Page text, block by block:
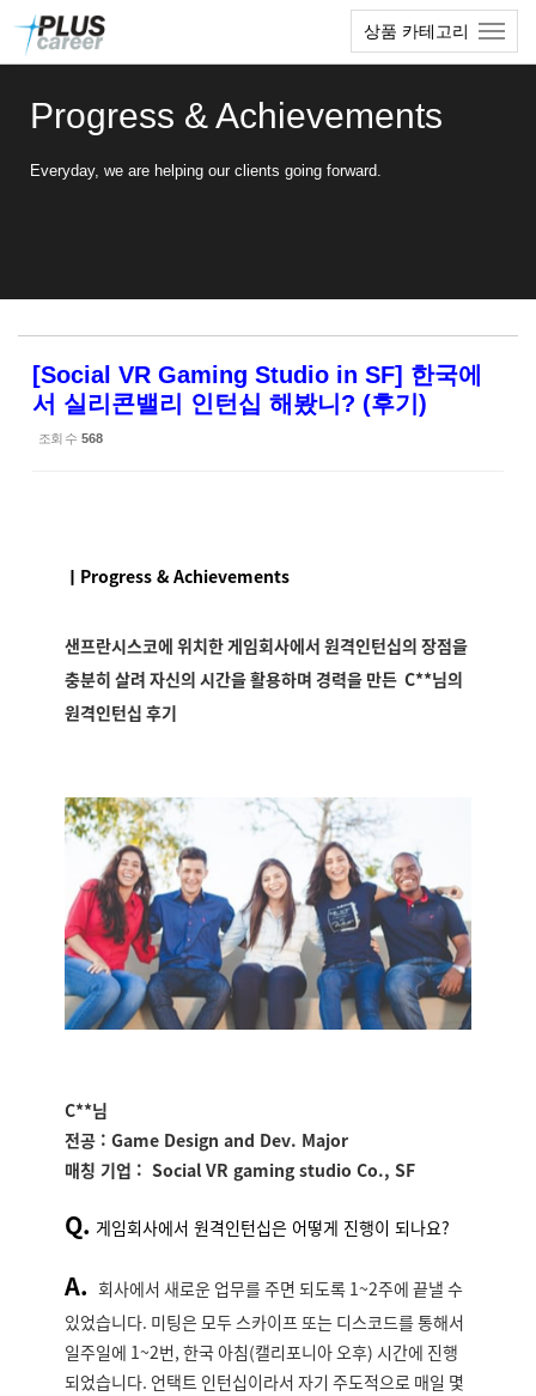
상품 카테고리
Progress & Achievements
Everyday, we are helping our clients going forward.
[Social VR Gaming Studio in SF] 한국에
서 실리콘밸리 인턴십 해봤니? (후기)
조회 수 568
ㅣProgress & Achievements
샌프란시스코에 위치한 게임회사에서 원격인턴십의 장점을
충분히 살려 자신의 시간을 활용하며 경력을 만든 C**님의
원격인턴십 후기
C**님
전공 : Game Design and Dev. Major
매칭 기업 : Social VR gaming studio Co., SF
Q. 게임회사에서 원격인턴십은 어떻게 진행이 되나요?
A. 회사에서 새로운 업무를 주면 되도록 1~2주에 끝낼 수
있었습니다. 미팅은 모두 스카이프 또는 디스코드를 통해서
일주일에 1~2번, 한국 아침(캘리포니아 오후) 시간에 진행
되었습니다. 언택트 인턴십이라서 자기 주도적으로 매일 몇